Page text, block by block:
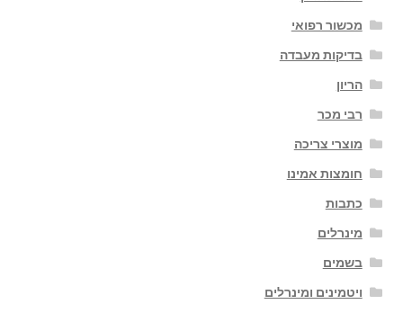
מכשור רפואי
בדיקות מעבדה
הריון
רבי מכר
מוצרי צריכה
חומצות אמינו
כתבות
מינרלים
בשמים
ויטמינים ומינרלים